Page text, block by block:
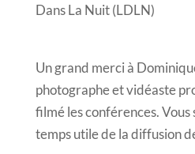
Dans La Nuit (LDLN)
Un grand merci à
photographe et vidéaste
filmé les conférences.
temps utile de la diffusion